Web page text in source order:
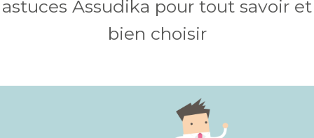
astuces Assudika pour tout savoir et
bien choisir